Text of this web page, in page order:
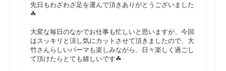
先日もわざわざ足を運んで頂きありがとうございました
☘
大変な毎日のなかでお仕事も忙しいと思いますが、今回
はスッキリと涼し気にカットさせて頂きましたので、大
竹さんらしいパーマも楽しみながら、日々楽しく過ごし
て頂けたらとても嬉しいです☘